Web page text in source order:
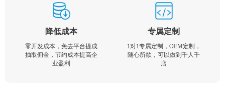
降低成本
零开发成本，免去平台提成
抽取佣金，节约成本提高企
业盈利
专属定制
1对1专属定制，OEM定制，
随心所欲，可以做到千人千
店